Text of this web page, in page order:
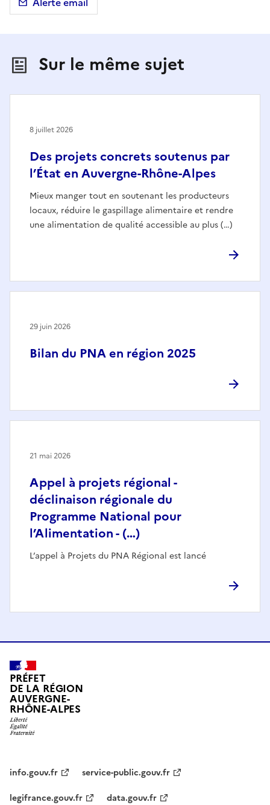
Sur le même sujet
Des projets concrets soutenus par
l’État en Auvergne-Rhône-Alpes
Mieux manger tout en soutenant les producteurs
locaux, réduire le gaspillage alimentaire et rendre
une alimentation de qualité accessible au plus (…)
8 juillet 2026
Bilan du PNA en région 2025
29 juin 2026
Appel à projets régional -
déclinaison régionale du
Programme National pour
l’Alimentation - (…)
L’appel à Projets du PNA Régional est lancé
21 mai 2026
PRÉFET
DE LA RÉGION
AUVERGNE-
RHÔNE-ALPES
info.gouv.fr
service-public.gouv.fr
legifrance.gouv.fr
data.gouv.fr